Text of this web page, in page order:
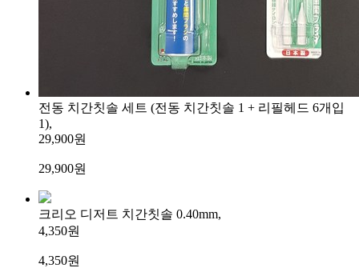
전동 치간칫솔 세트 (전동 치간칫솔 1 + 리필헤드 6개입
1),
29,900원
29,900원
크리오 디저트 치간칫솔 0.40mm,
4,350원
4,350원